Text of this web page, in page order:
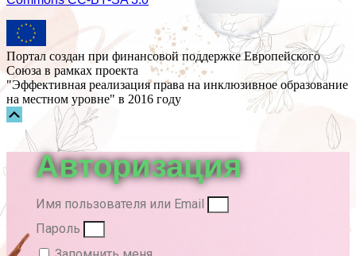
Портал создан при финансовой поддержке Европейского
Союза в рамках проекта
"Эффективная реализация права на инклюзивное образование
на местном уровне" в 2016 году
Прокрутка
вверх
Авторизация
Имя пользователя или Email
Пароль